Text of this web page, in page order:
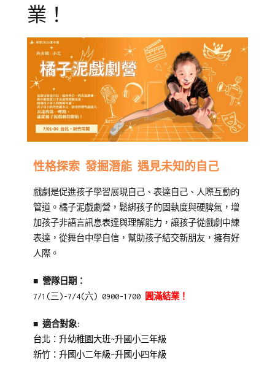
業！
Posted
2026-
06-
10
Posted
兒
童
學
習,
橙
夏
令
Tagged
童,
台
北
中
心,
兒,
新
心,
橘
性格探索 發掘潛能 遇見未知的自己
戲劇是促進孩子學習展現自己、表達自己、人際互動的
管道。橘子泥戲劇營，鬆綁孩子的固執度與硬脾氣，增
加孩子非語言訊息表達與理解能力，讓孩子從戲劇中練
表達，從舞台中學自信，幫助孩子結交新朋友，擁有好
人際。
■ 營隊日期：
7/1(三)-7/4(六) 0900-1700
圓滿結業！
■ 適合對象:
台北：升幼稚園大班~升國小三年級
新竹：升國小二年級~升國小四年級